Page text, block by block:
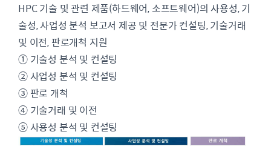
HPC 기술 및 관련 제품(하드웨어, 소프트웨어)의 사용성, 기
술성, 사업성 분석 보고서 제공 및 전문가 컨설팅, 기술거래
및 이전, 판로개척 지원
① 기술성 분석 및 컨설팅
② 사업성 분석 및 컨설팅
③ 판로 개척
④ 기술거래 및 이전
⑤ 사용성 분석 및 컨설팅